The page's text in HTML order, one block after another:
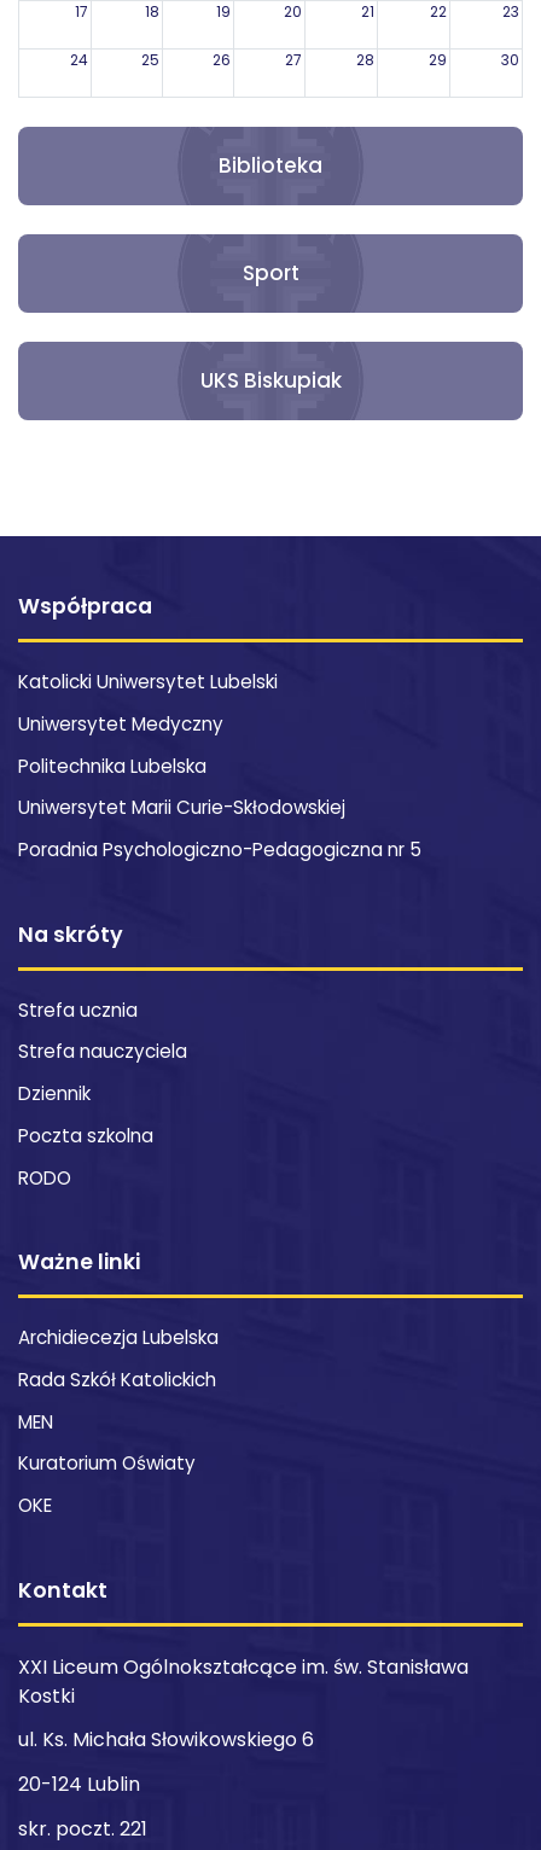
17 18 19 20 21 22 23
24 25 26 27 28 29 30
Biblioteka
Sport
UKS Biskupiak
Współpraca
Katolicki Uniwersytet Lubelski
Uniwersytet Medyczny
Politechnika Lubelska
Uniwersytet Marii Curie-Skłodowskiej
Poradnia Psychologiczno-Pedagogiczna nr 5
Na skróty
Strefa ucznia
Strefa nauczyciela
Dziennik
Poczta szkolna
RODO
Ważne linki
Archidiecezja Lubelska
Rada Szkół Katolickich
MEN
Kuratorium Oświaty
OKE
Kontakt
XXI Liceum Ogólnokształcące im. św. Stanisława
Kostki
ul. Ks. Michała Słowikowskiego 6
20-124 Lublin
skr. poczt. 221